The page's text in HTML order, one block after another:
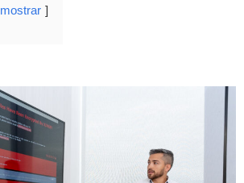
mostrar